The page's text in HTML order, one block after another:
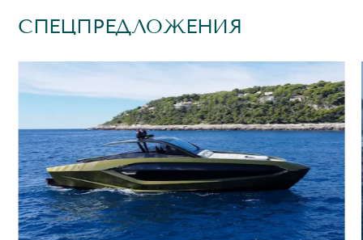
СПЕЦПРЕДЛОЖЕНИЯ